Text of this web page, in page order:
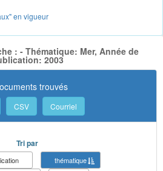
en vigueur
: - Thématique: Mer, Année de
2003
trouvés
CSV Courriel
Tri par
thématique